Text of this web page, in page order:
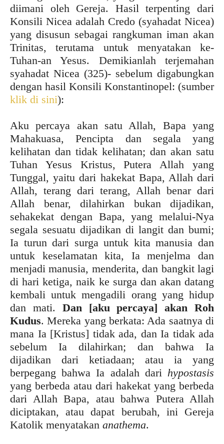
diimani oleh Gereja. Hasil terpenting dari
Konsili Nicea adalah Credo (syahadat Nicea)
yang disusun sebagai rangkuman iman akan
Trinitas, terutama untuk menyatakan ke-
Tuhan-an Yesus. Demikianlah terjemahan
syahadat Nicea (325)- sebelum digabungkan
dengan hasil Konsili Konstantinopel: (sumber
klik di sini):
Aku percaya akan satu Allah, Bapa yang
Mahakuasa, Pencipta dan segala yang
kelihatan dan tidak kelihatan; dan akan satu
Tuhan Yesus Kristus, Putera Allah yang
Tunggal, yaitu dari hakekat Bapa, Allah dari
Allah, terang dari terang, Allah benar dari
Allah benar, dilahirkan bukan dijadikan,
sehakekat dengan Bapa, yang melalui-Nya
segala sesuatu dijadikan di langit dan bumi;
Ia turun dari surga untuk kita manusia dan
untuk keselamatan kita, Ia menjelma dan
menjadi manusia, menderita, dan bangkit lagi
di hari ketiga, naik ke surga dan akan datang
kembali untuk mengadili orang yang hidup
dan mati. Dan [aku percaya] akan Roh
Kudus. Mereka yang berkata: Ada saatnya di
mana Ia [Kristus] tidak ada, dan Ia tidak ada
sebelum Ia dilahirkan; dan bahwa Ia
dijadikan dari ketiadaan; atau ia yang
berpegang bahwa Ia adalah dari hypostasis
yang berbeda atau dari hakekat yang berbeda
dari Allah Bapa, atau bahwa Putera Allah
diciptakan, atau dapat berubah, ini Gereja
Katolik menyatakan anathema.